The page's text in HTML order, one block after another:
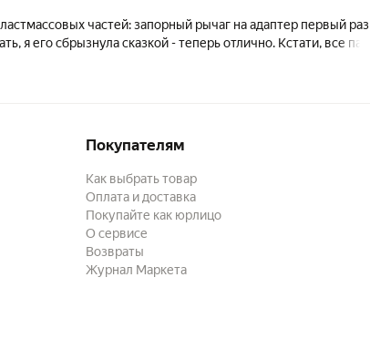
частей: запорный рычаг на адаптер первый раз
я его сбрызнула сказкой - теперь отлично. Кстати, все па
как отработает месяц.
Покупателям
Как выбрать товар
Оплата и доставка
Покупайте как юрлицо
О сервисе
Возвраты
Журнал Маркета